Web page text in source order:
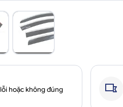
hoặc không đúng